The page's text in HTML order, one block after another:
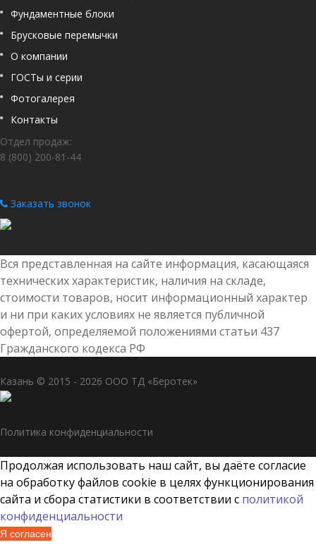
Фундаментные блоки
Брусковые перемычки
О компании
ГОСТы и серии
Фотогалерея
Контакты
Отдел продаж:
8 (800) 200-81-44
Заказать звонок
Вся представленная на сайте информация, касающаяся
технических характеристик, наличия на складе,
стоимости товаров, носит информационный характер
и ни при каких условиях не является публичной
офертой, определяемой положениями статьи 437
Гражданского кодекса РФ
Казань © 2015 - 2026 ООО ТД «Беротек»
Политика конфиденциальности
Продолжая использовать наш сайт, вы даёте согласие
на обработку файлов cookie в целях функционирования
сайта и сбора статистики в соответствии с политикой
конфиденциальности
Я согласен